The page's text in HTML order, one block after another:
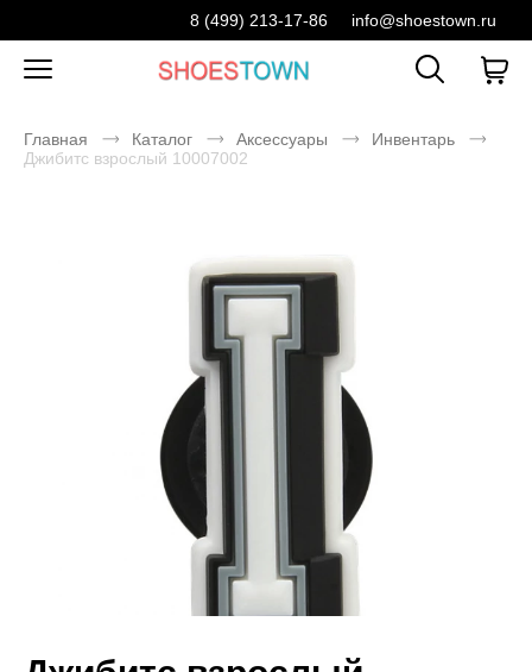
8 (499) 213-17-86 info@shoestown.ru
Главная Каталог Аксессуары
Инвентарь
Джибитс взрослый 10007002